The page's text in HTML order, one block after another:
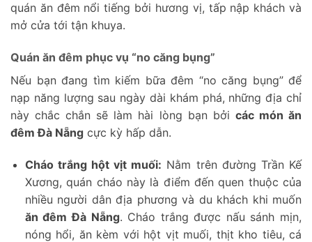
quán ăn đêm nổi tiếng bởi hương vị, tấp nập khách và
mở cửa tới tận khuya.
Quán ăn đêm phục vụ “no căng bụng”
Nếu bạn đang tìm kiếm bữa đêm “no căng bụng” để
nạp năng lượng sau ngày dài khám phá, những địa chỉ
này chắc chắn sẽ làm hài lòng bạn bởi các món ăn
đêm Đà Nẵng cực kỳ hấp dẫn.
Cháo trắng hột vịt muối: Nằm trên đường Trần Kế
Xương, quán cháo này là điểm đến quen thuộc của
nhiều người dân địa phương và du khách khi muốn
ăn đêm Đà Nẵng. Cháo trắng được nấu sánh mịn,
nóng hổi, ăn kèm với hột vịt muối, thịt kho tiêu, cá